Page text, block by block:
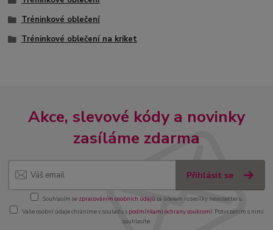
Tréninkové oblečení
Tréninkové oblečení na kriket
Akce, slevové kódy a novinky
zasíláme zdarma
Přihlásit se
Souhlasím se zpracováním osobních údajůza účelem rozesílky newsletteru.
Vaše osobní údaje chráníme v souladu s podmínkami ochrany soukromí. Potvrzením s nimi
souhlasíte.